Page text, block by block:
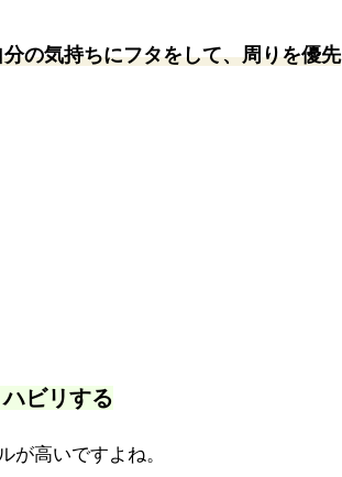
の気持ちにフタをして、周りを優先
ビリする
が高いですよね。